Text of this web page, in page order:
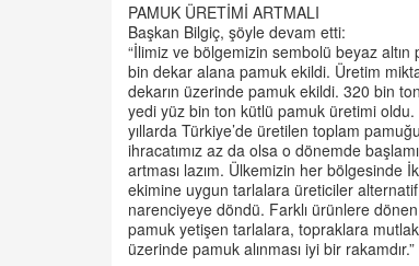
PAMUK ÜRETİMİ ARTMALI
Başkan Bilgiç, şöyle devam etti:
“İlimiz ve bölgemizin sembolü beyaz
bin dekar alana pamuk ekildi. Üretim
dekarın üzerinde pamuk ekildi. 320 bin
yedi yüz bin ton kütlü pamuk üretimi oldu.
yıllarda Türkiye’de üretilen toplam
ihracatımız az da olsa o dönemde
artması lazım. Ülkemizin her bölgesinde
ekimine uygun tarlalara üreticiler
narenciyeye döndü. Farklı ürünlere
pamuk yetişen tarlalara, topraklara
üzerinde pamuk alınması iyi bir rakamdır.”